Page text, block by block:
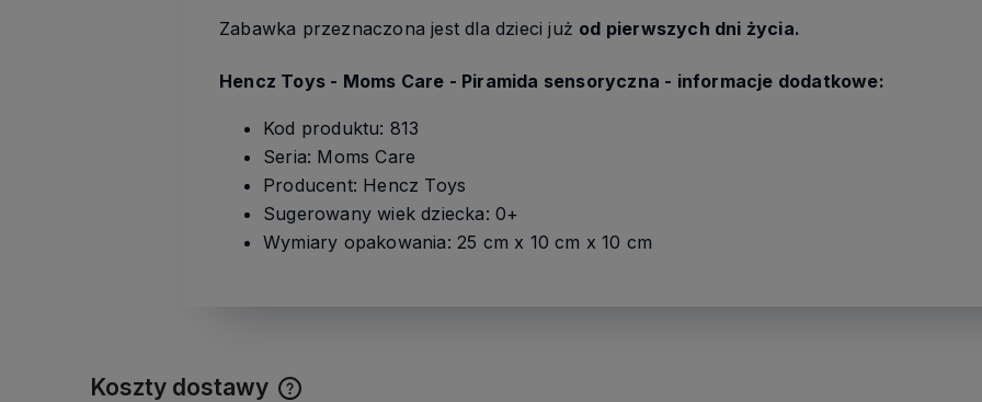
Zabawka przeznaczona jest dla dzieci już od pierwszych dni życia.
Hencz Toys - Moms Care - Piramida sensoryczna - informacje dodatkowe:
Kod produktu: 813
Seria: Moms Care
Producent: Hencz Toys
Sugerowany wiek dziecka: 0+
Wymiary opakowania: 25 cm x 10 cm x 10 cm
Koszty dostawy